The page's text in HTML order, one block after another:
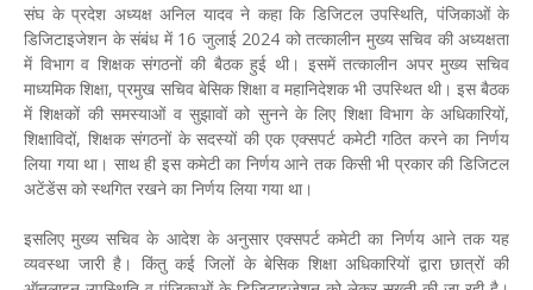
संघ के प्रदेश अध्यक्ष अनिल यादव ने कहा कि डिजिटल उपस्थिति, पंजिकाओं के
डिजिटाइजेशन के संबंध में 16 जुलाई 2024 को तत्कालीन मुख्य सचिव की अध्यक्षता
में विभाग व शिक्षक संगठनों की बैठक हुई थी। इसमें तत्कालीन अपर मुख्य सचिव
माध्यमिक शिक्षा, प्रमुख सचिव बेसिक शिक्षा व महानिदेशक भी उपस्थित थी। इस बैठक
में शिक्षकों की समस्याओं व सुझावों को सुनने के लिए शिक्षा विभाग के अधिकारियों,
शिक्षाविदों, शिक्षक संगठनों के सदस्यों की एक एक्सपर्ट कमेटी गठित करने का निर्णय
लिया गया था। साथ ही इस कमेटी का निर्णय आने तक किसी भी प्रकार की डिजिटल
अटेंडेंस को स्थगित रखने का निर्णय लिया गया था।
इसलिए मुख्य सचिव के आदेश के अनुसार एक्सपर्ट कमेटी का निर्णय आने तक यह
व्यवस्था जारी है। किंतु कई जिलों के बेसिक शिक्षा अधिकारियों द्वारा छात्रों की